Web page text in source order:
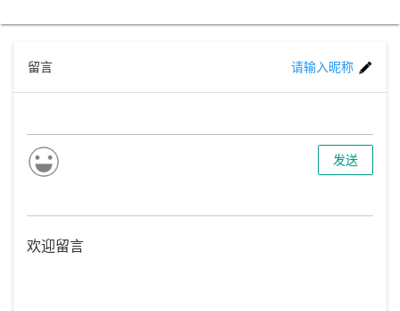
留言 请输入昵称
发送
欢迎留言